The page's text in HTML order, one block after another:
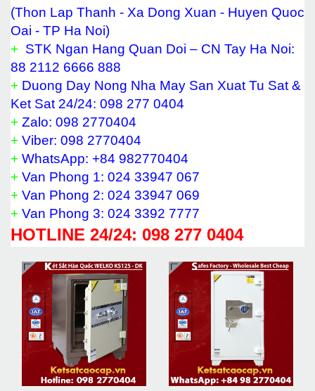
(Thon Lap Thanh - Xa Dong Xuan - Huyen Quoc
Oai - TP Ha Noi)
+ STK Ngan Hang Quan Doi – CN Tay Ha Noi:
88 2112 6666 888
+ Duong Day Nong Nha May San Xuat Tu Sat &
Ket Sat 24/24: 098 277 0404
+ Zalo: 098 2770404
+ Viber: 098 2770404
+ WhatsApp: +84 982770404
+ Van Phong 1: 024 33947 067
+ Van Phong 2: 024 33947 069
+ Van Phong 3: 024 3392 7777
HOTLINE 24/24: 098 277 0404